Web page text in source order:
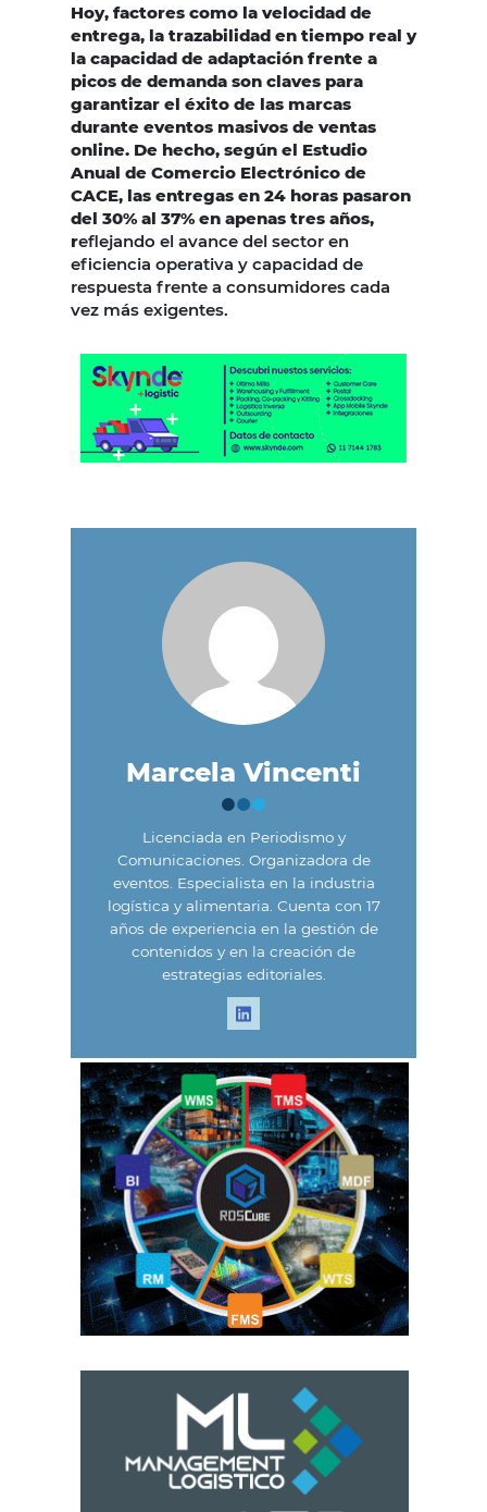
Hoy, factores como la velocidad de
entrega, la trazabilidad en tiempo real y
la capacidad de adaptación frente a
picos de demanda son claves para
garantizar el éxito de las marcas
durante eventos masivos de ventas
online. De hecho, según el Estudio
Anual de Comercio Electrónico de
CACE, las entregas en 24 horas pasaron
del 30% al 37% en apenas tres años,
reflejando el avance del sector en
eficiencia operativa y capacidad de
respuesta frente a consumidores cada
vez más exigentes.
Marcela Vincenti
Licenciada en Periodismo y
Comunicaciones. Organizadora de
eventos. Especialista en la industria
logística y alimentaria. Cuenta con 17
años de experiencia en la gestión de
contenidos y en la creación de
estrategias editoriales.